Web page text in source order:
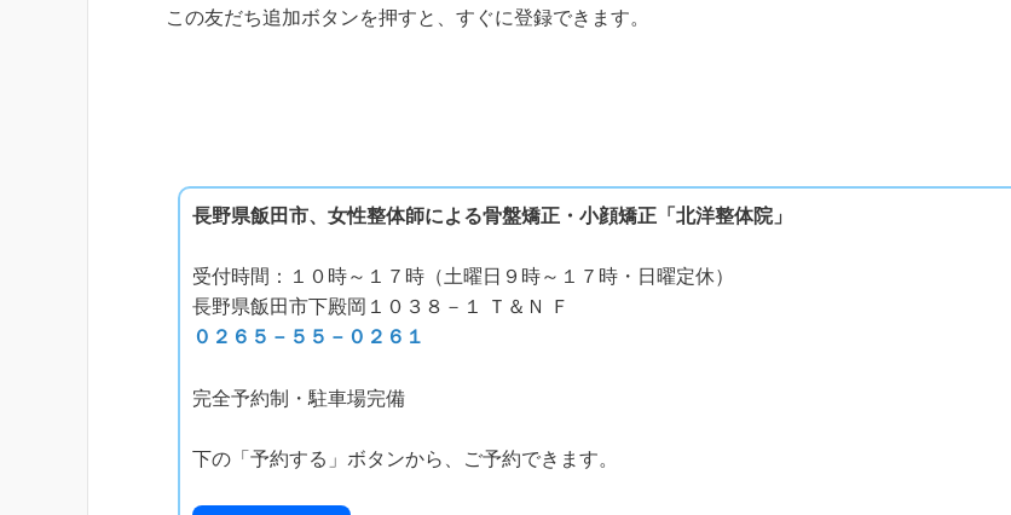
この友だち追加ボタンを押すと、すぐに登録できます。
長野県飯田市、女性整体師による骨盤矯正・小顔矯正「北洋整体院」
受付時間：１０時～１７時（土曜日９時～１７時・日曜定休）
長野県飯田市下殿岡１０３８－１ Ｔ＆Ｎ Ｆ
０２６５－５５－０２６１
完全予約制・駐車場完備
下の「予約する」ボタンから、ご予約できます。